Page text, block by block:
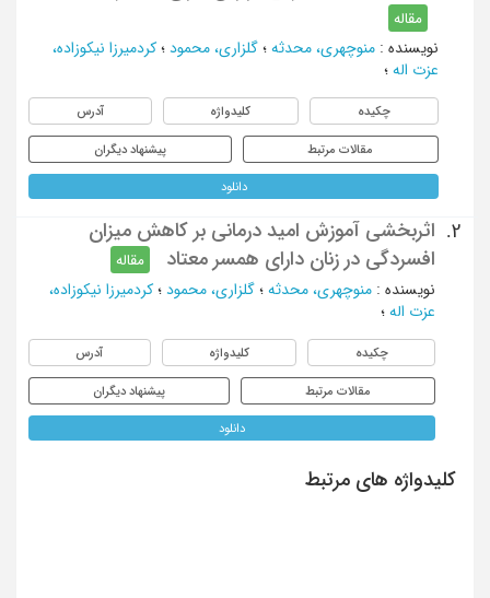
مقاله
نویسنده : منوچهری، محدثه ؛ گلزاری، محمود ؛ کردمیرزا نیکوزاده،
عزت اله ؛
چکیده کلیدواژه آدرس
مقالات مرتبط پیشنهاد دیگران
دانلود
2.
اثربخشی آموزش امید درمانی بر کاهش میزان
افسردگی در زنان دارای همسر معتاد
مقاله
نویسنده : منوچهری، محدثه ؛ گلزاری، محمود ؛ کردمیرزا نیکوزاده،
عزت اله ؛
چکیده کلیدواژه آدرس
مقالات مرتبط پیشنهاد دیگران
دانلود
کلیدواژه های مرتبط